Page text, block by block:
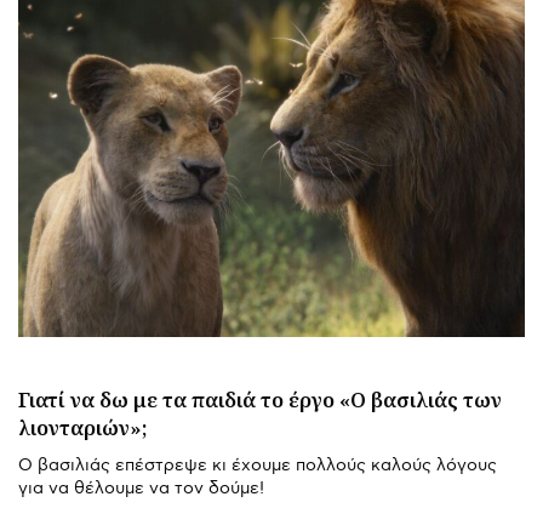
Γιατί να δω με τα παιδιά το έργο «Ο βασιλιάς των
λιονταριών»;
Ο βασιλιάς επέστρεψε κι έχουμε πολλούς καλούς λόγους
για να θέλουμε να τον δούμε!